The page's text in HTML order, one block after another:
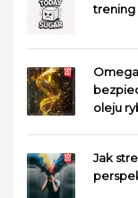
trening
oleju
Jak